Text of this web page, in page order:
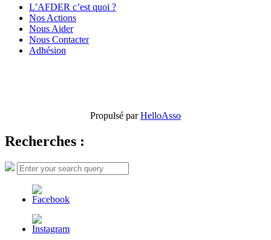
L’AFDER c’est quoi ?
Nos Actions
Nous Aider
Nous Contacter
Adhésion
Propulsé parHelloAsso
Recherches :
Search
for:
Search